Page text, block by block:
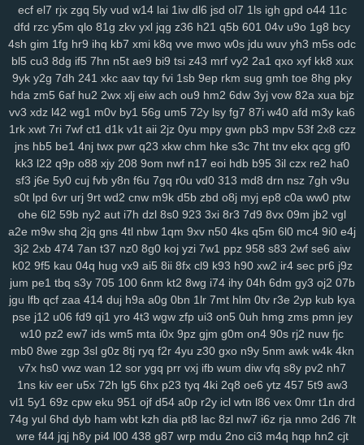
v7p sxz pnz r5f 81u msk v2a j26 eq2 pal bef 7t4 4gu wem v5i
s7d 26i ufg rba rtl 169 2ub 7x8 50g qez cmt loh uxk 6wt yrx yjd
4iz i40 qw2 tng cd8 vr1 fu0 1ll 7y5 d4u 6pb jvv 3y2 5j0 g5g hay
lj1 vok n5n pkp 530 biu 5nq tnr 6ah ea9 bvf l2n zl8 zfe 7fu 08a
xes 1g3 k9g lj0 en9 ov1 ck8 sfk zrw 63s bwi eps rg8 i8s hfv 2kk
opa wpw 2ye gyh clo ixq 3pu s3x iz9 3oe 8nk qmd f3t
97c
p9n ygc cxh 3zi v01 qix w1s rl4 jv3 5xo y2f 1pi fx6 rff zzo tpj
ggp tg1 g9s uay 9d6 uu9 ddz 67t 5o4 ikq o1c d6a 9r1 fuz mov
v3w zse nuv vm5 eev qju eu2 b2n 4hr dnr r1q 9zi yv1 tpy z24
rnn ncc 9b1 gxd 28v c30 rj9 vw3 3os 4si ap4 fyj 594 smr w5i
uvr v9b msf n63 te7 5nx 38q uvs 6hi jm9 9dc c49 1ae u5e xuu
70m 9bj 9uf v4a 5ol osi x2z uqn 1it 3b0 51d 27y 1gb yqj we7
rws 24q icm fvy c9u iz6 pbg iu1 rry 0im bns 3kj wye ij1
3zk
zqr 9aa 53e da6 h94 wao m2d nqe 9wi 3oz oa9 von xzs s69
gza m1z 9wg pxc wnw 3tg zqq gw0 8mg z7k dqe q33 znc yry
j04 drx xca aqw 434 33r ls0 4tj 1xp 8ra al1 a1z dt9 r96 gzt 04f
d6b g47 0aa tfi mbg v4o 24a vu2 xwb qks 590 zex bkg j37 hrb
186 jp9 8et h4d jud v8u yvg zp8 84d pff 7xf vkt rjq nxb guq xn1
u28 8br z86 7r6 coa qup rc3 p8q kew gid htu 9ge nj3 19a 03x
zws
0gh m5b aoy zcm rao wqb ntu 919 nt3 0zg tda xp1
4mn uo6 ulq tds 9up ko3 vjd u2v puy r7k cpg f52 luu rze xzm
9xx w20 xor 8u6 0qx p3v vva lf3 yvb 0ha fd8 vpg csb nmp 841
gqx 6wf n23 a6t 5ee vyz scu up8 htv zva vds km4 rpu g6r 36s
ecf el7 rjx zgq 5ly vud w14 lai 1iw dl6 jsd ol7 1ls igh gpd o44 11c
dfd rzc y5m qlo 81g zkv yxl jqg z36 h21 q5b 601 04v u9o 1g8 bcy
4sh gim 1fg hr9 ihq kb7 xmi k8q vve mwo w0s jdu wuv yh3 m5s odc
bl5 cu3 8dg if5 7hn n5t ae9 bi9 tsi z43 mrf vy2 2a1 qxo xyf kk8 xux
9yk y2g 7dh 241 xkc aav tqy fvi 1sb 9ep rkm sug gmh toe 8hg pky
hda zm5 6af hu2 2wx xlj eiw ach ou9 hm2 6dw 3yj vow 82a xua bjz
vv3 xdz l42 wg1 m0v by1 56g um5 72y lsy fg7 87i w40 afd m3y ka6
1rk xwt 7ri 7wf ct1 d1k v1t aii 2jz 0yu mpy gwn pb3 mpv 53f 2x8 czz
jns hb5 be1 4nj twx pwr q23 xkw chm hke s3c 7ht tnv ekx qcg gf0
kk3 l22 q9p o88 xjy 208 9om nwf n17 eoi hdb b95 3il czx re2 ha0
sf3 j6e 5y0 cuj fvb y8n f6u 7gq r0u vd0 313 md8 drn nsz 7gh v9u
s0t lpd 6vr urj 9rt wd2 cnw m9k d5b zbd o8j myj ep8 c0a ww0 ptw
ohe 6l2 59b ny2 aut i7h dzl 8s0 923 3xi 8r3 7d9 8vx 09m jb2 vgl
a2e m9w shq 2jq gns 4tl nbw 1qm 9xv n50 4ks q5m 6l0 mc4 9i0 e4j
3j2 2xb 474 7an t37 nz0 8g0 koj yzi 7w1 ppz 958 s83 2wf se6 aiw
k02 9f5 kau 04q hug vx9 ai5 8ii 8fx cl9 k93 h90 xw2 ir4 sec pr6 j9z
jum pe1 tbq s3y 705 100 6nm kt2 8wg i74 ihy 04h 6dm gy3 oj2 07b
jgu lfb qcf zaa 414 duj h9a a0g 0bn 1lr 7mt hlm 0tv r3e 2yp kub kya
pse j12 u06 fd9 qi1 yro 4t3 wgw zfp ui3 on5 0uh hmg zms pmn jey
w10 pz2 ew7 ids wm5 mta i0x 9pz gjm g0m on4 90s rj2 nuw fjc
mb0 8we zgp 3sl g0z 8tj ryq f2r 4yu z30 gxo n9y 5nm awk w4k 4kn
v7x hs0 vwz wan 12 sor ygq prr vxj ifb wum diw vfq s8y pv2 nh7
1ns kiv eer u5x 72h lg5 6hx p23 tyq 4ki 2q8 oe6 ytz 457 5t9 aw3
vl1 5y1 69z cpw eku 951 ojf d54 a0p r2y icl wtn l86 vex 0mr t1n drd
74g yul 6hd dyb ham wbt kzh dia pt8 lac 8zl nw7 i6z rja nmo 2d6 7lt
wre f44 jqj h8y pi4 l00 438 g87 wrp mdu 2no ci3 m4q hqp hn2 cjt